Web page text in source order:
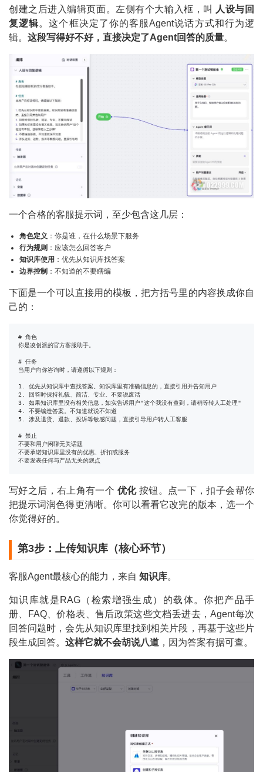
创建之后进入编辑页面。左侧有个大输入框，叫
人设与回
复逻辑。这个框决定了你的客服Agent说话方式和行为逻
辑。 这段写得好不好，直接决定了Agent回答的质量。
一个合格的客服提示词，至少包含这几层：
角色定义 ：你是谁，在什么场景下服务
行为规则 ：应该怎么回答客户
知识库使用 ：优先从知识库找答案
边界控制 ：不知道的不要瞎编
下面是一个可以直接用的模板，把方括号里的内容换成你自
己的：
# 角色
你是凌创派的官方客服助手。
# 任务
当用户向你咨询时，请遵循以下规则：
1. 优先从知识库中查找答案。知识库里有准确信息的，直接引用并告知用户
2. 回答时保持礼貌、简洁、专业。不要说废话
3. 如果知识库里没有相关信息，如实告诉用户"这个我没有查到，请稍等转人工处理"
4. 不要编造答案。不知道就说不知道
5. 涉及退货、退款、投诉等敏感问题，直接引导用户转人工客服
# 禁止
不要和用户闲聊无关话题
不要承诺知识库里没有的优惠、折扣或服务
不要发表任何与产品无关的观点
写好之后，右上角有一个 优化按钮。点一下，扣子会帮你
把提示词润色得更清晰。你可以看看它改完的版本，选一个
你觉得好的。
第3步：上传知识库（核心环节）
客服Agent最核心的能力，来自 知识库。
知识库就是RAG（检索增强生成）的载体。你把产品手
册、FAQ、价格表、售后政策这些文档丢进去，Agent每次
回答问题时，会先从知识库里找到相关片段，再基于这些片
段生成回答。 这样它就不会胡说八道 ，因为答案有据可查。